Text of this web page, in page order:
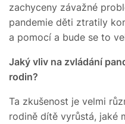
zachyceny závažné
pandemie děti ztratily
a pomocí a bude se to
Jaký vliv na zvládání
rodin?
Ta zkušenost je velmi
rodině dítě vyrůstá, jaké